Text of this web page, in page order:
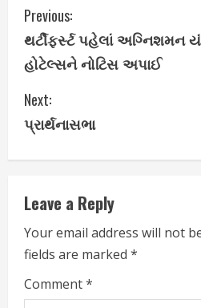
C
o
n
t
i
n
u
e
R
Previous:
થર્ટીફર્સ્ટ પહેલાં અગ્નિશમન
હોટેલ્સને નોટિસ અપાઈ
Next:
પ્રાર્થનાસભા
Leave a Reply
Your email address will not
fields are marked *
Comment*